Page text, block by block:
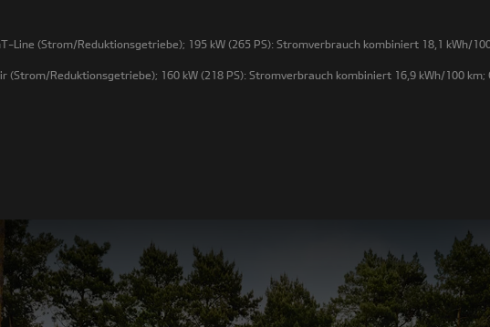
Line (Strom/Reduktionsgetriebe); 195 kW (265 PS): Stromverbrauch kombiniert 18,1 kWh/
(Strom/Reduktionsgetriebe); 160 kW (218 PS): Stromverbrauch kombiniert 16,9 kWh/100 km;